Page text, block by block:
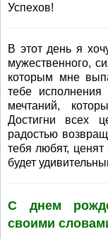
Успехов!
В этот день я
мужественного,
которым мне
тебе
мечтаний,
Достигни всех
радостью
тебя любят,
будет
С днем
своими